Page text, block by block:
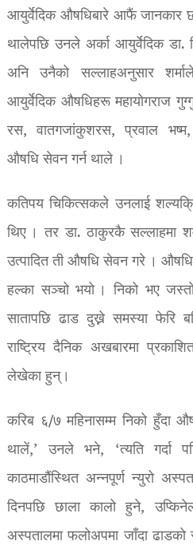
आयुर्वेदिक औषधिबारे आफैं जानकार
थालेपछि उनले अर्का आयुर्वेदिक डा.
अनि उनैको सल्लाहअनुसार
आयुर्वेदिक औषधिहरू महायोगराज
रस, वातगजांकुशरस, प्रवाल भष्म,
औषधि सेवन गर्न थाले ।
कतिपय चिकित्सकले उनलाई
थिए । तर डा. ठाकुरकै सल्लाहमा
उत्पादित ती औषधि सेवन गरे ।
हल्का सञ्चो भयो । निको भए
सातापछि ढाड दुख्ने समस्या फेरि
राष्ट्रिय दैनिक अखबारमा
लेखेका हुन्।
करिब ६/७ महिनासम्म निको हुँदा
थालें,’ उनले भने, ‘त्यति गर्दा
काठमाडौंस्थित अन्नपूर्ण न्युरो
दिनपछि छाला कालो हुने,
अस्पतालमा फलोअपमा जाँदा